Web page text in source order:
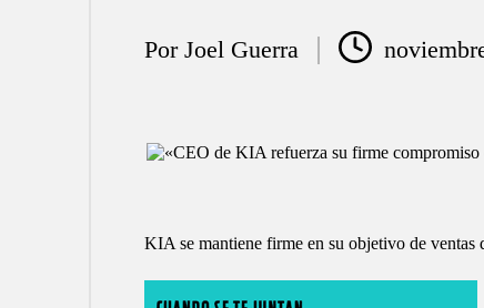
Por Joel Guerra
KIA se mantiene firme en su objetivo de ventas